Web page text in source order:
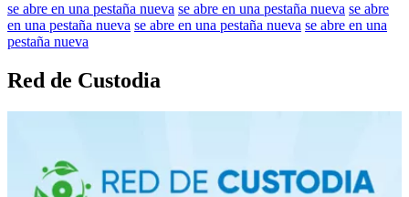
se abre en una pestaña nueva se abre en una pestaña nueva se abre
en una pestaña nueva se abre en una pestaña nueva se abre en una
pestaña nueva
Red de Custodia